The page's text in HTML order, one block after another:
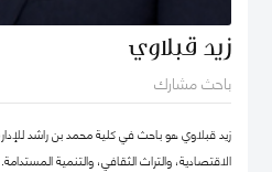
زيد قبلاوي
باحث مشارك
زيد قبلاوي هو باحث في كلية محمد بن راشد
الاقتصادية، والتراث الثقافي، والتنمية